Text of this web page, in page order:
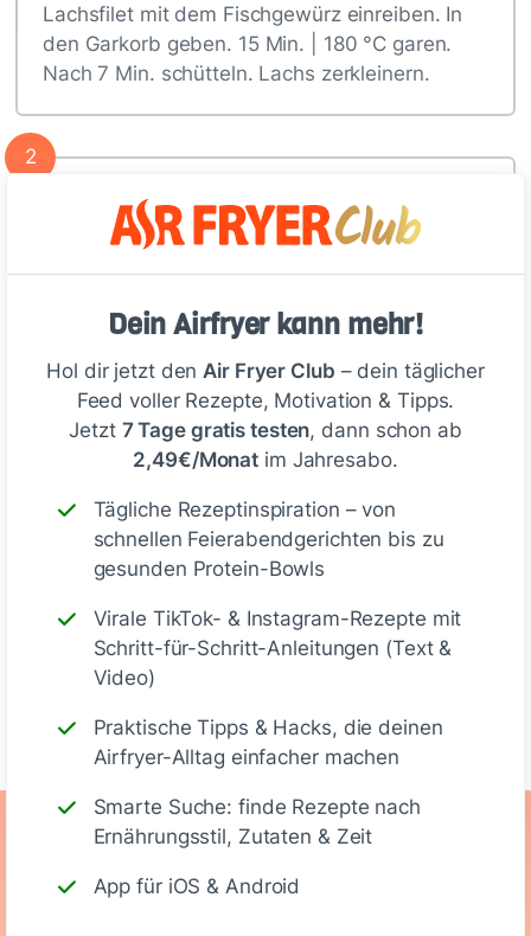
Dein Airfryer kann mehr!
Hol dir jetzt den Air Fryer Club – dein täglicher
Feed voller Rezepte, Motivation & Tipps.
Jetzt 7 Tage gratis testen, dann schon ab
2,49€/Monat im Jahresabo.
Tägliche Rezeptinspiration – von
schnellen Feierabendgerichten bis zu
gesunden Protein-Bowls
Virale TikTok- & Instagram-Rezepte mit
Schritt-für-Schritt-Anleitungen (Text &
Video)
Praktische Tipps & Hacks, die deinen
Airfryer-Alltag einfacher machen
Smarte Suche: finde Rezepte nach
Ernährungsstil, Zutaten & Zeit
App für iOS & Android
Lachsfilet mit dem Fischgewürz einreiben. In
den Garkorb geben. 15 Min. | 180 °C garen.
Nach 7 Min. schütteln. Lachs zerkleinern.
2
Mango, Zwiebel, Chili, Limettensaft,…
Tipp
zusätzlich eine frische Guacamole
zubereiten.
Deine Notizen
Ernährungswerte
(Portion)